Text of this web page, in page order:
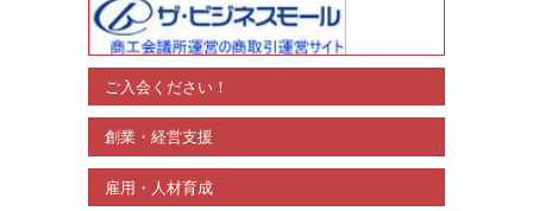
ご入会ください！
創業・経営支援
雇用・人材育成